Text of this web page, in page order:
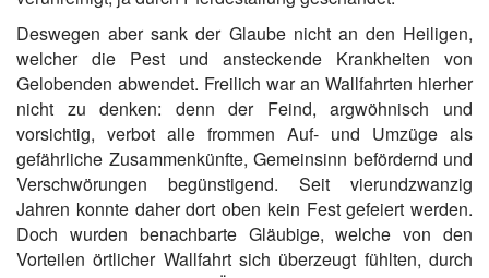
Deswegen aber sank der Glaube nicht an den Heiligen,
welcher die Pest und ansteckende Krankheiten von
Gelobenden abwendet. Freilich war an Wallfahrten hierher
nicht zu denken: denn der Feind, argwöhnisch und
vorsichtig, verbot alle frommen Auf- und Umzüge als
gefährliche Zusammenkünfte, Gemeinsinn befördernd und
Verschwörungen begünstigend. Seit vierundzwanzig
Jahren konnte daher dort oben kein Fest gefeiert werden.
Doch wurden benachbarte Gläubige, welche von den
Vorteilen örtlicher Wallfahrt sich überzeugt fühlten, durch